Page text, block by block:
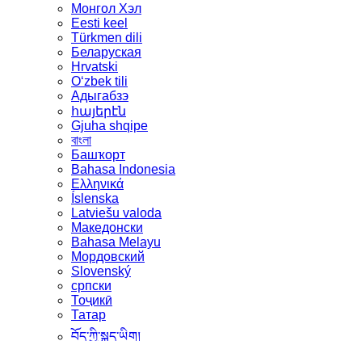
Монгол Хэл
Eesti keel
Türkmen dili
Беларуская
Hrvatski
Oʻzbek tili
Адыгабзэ
հայերէն
Gjuha shqipe
বাংলা
Башҡорт
Bahasa Indonesia
Ελληνικά
Íslenska
Latviešu valoda
Македонски
Bahasa Melayu
Мордовский
Slovenský
српски
Тоҷикӣ
Татар
བོད་ཀྱི་སྐད་ཡིག།